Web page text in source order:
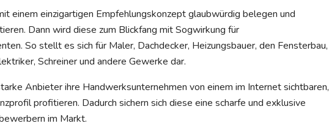
einem einzigartigen Empfehlungskonzept glaubwürdig belegen und
Dann wird diese zum Blickfang mit Sogwirkung für
So stellt es sich für Maler, Dachdecker, Heizungsbauer, den Fensterbau,
Schreiner und andere Gewerke dar.
Anbieter ihre Handwerksunternehmen von einem im Internet sichtbaren,
profitieren. Dadurch sichern sich diese eine scharfe und exklusive
im Markt.